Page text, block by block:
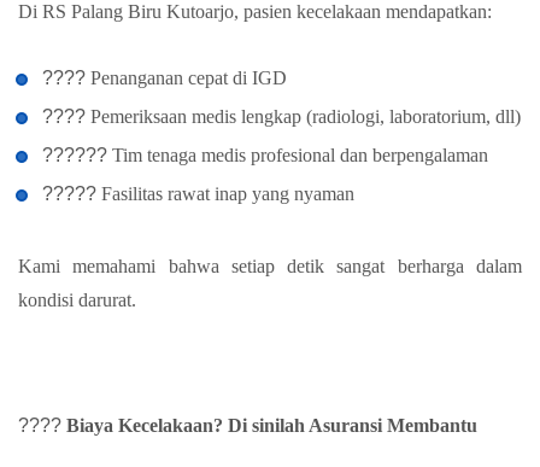
Di RS Palang Biru Kutoarjo, pasien kecelakaan mendapatkan:
???? Penanganan cepat di IGD
???? Pemeriksaan medis lengkap (radiologi, laboratorium, dll)
????‍?? Tim tenaga medis profesional dan berpengalaman
????? Fasilitas rawat inap yang nyaman
Kami memahami bahwa setiap detik sangat berharga dalam
kondisi darurat.
???? Biaya Kecelakaan? Di sinilah Asuransi Membantu